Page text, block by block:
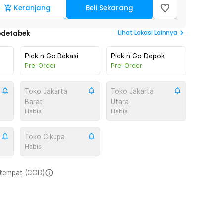
Keranjang Beli Sekarang
Lihat Lokasi Lainnya
Pick n Go Bekasi
Pre-Order
Pick n Go Depok
Pre-Order
Toko Jakarta
Barat
Habis
Toko Jakarta
Utara
Habis
Toko Cikupa
Habis
(COD)